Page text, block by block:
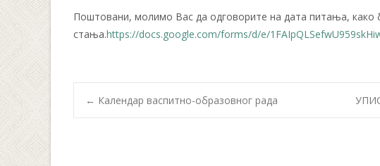
Поштовани, молимо Вас да одговорите на дата питања,
стања.https://docs.google.com/forms/d/e/
Post
← Календар васпитно-образовног рада